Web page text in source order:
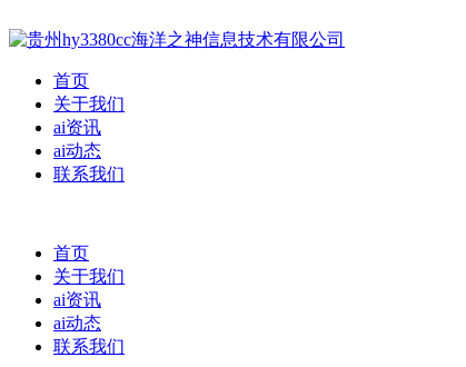
首页
关于我们
ai资讯
ai动态
联系我们
首页
关于我们
ai资讯
ai动态
联系我们